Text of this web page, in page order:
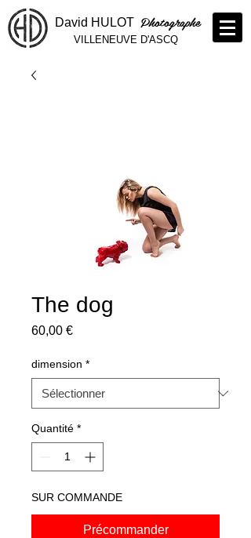
David HULOT Photographe
VILLENEUVE D'ASCQ
The dog
60,00 €Prix
dimension *
Quantité *
SUR COMMANDE
Précommander